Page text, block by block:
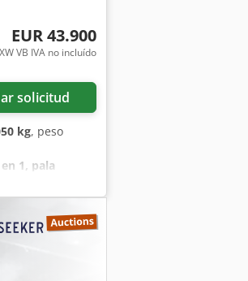
EUR 43.900
VB IVA no incluído
solicitud
kg, peso
1, pala
1.850 mm
Baliza
de trabajo
(Mecalac
Potente
de cabina